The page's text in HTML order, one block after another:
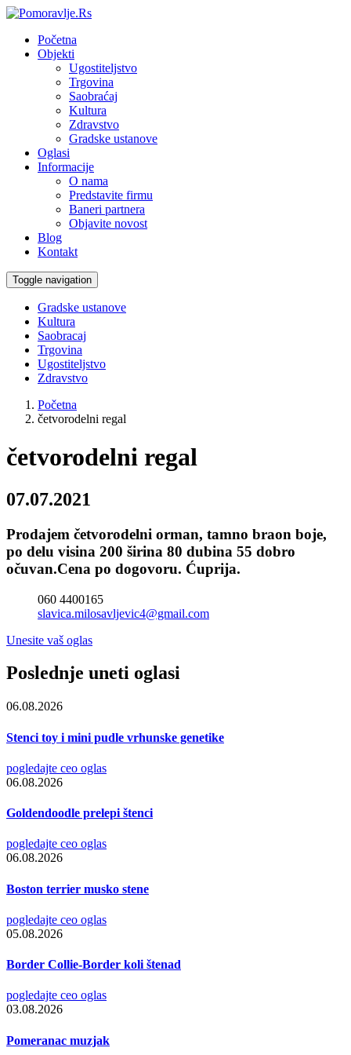
Početna
Objekti
Ugostiteljstvo
Trgovina
Saobraćaj
Kultura
Zdravstvo
Gradske ustanove
Oglasi
Informacije
O nama
Predstavite firmu
Baneri partnera
Objavite novost
Blog
Kontakt
Toggle navigation
Gradske ustanove
Kultura
Saobracaj
Trgovina
Ugostiteljstvo
Zdravstvo
Početna
četvorodelni regal
četvorodelni regal
07.07.2021
Prodajem četvorodelni orman, tamno braon boje,
po delu visina 200 širina 80 dubina 55 dobro
očuvan.Cena po dogovoru. Ćuprija.
060 4400165
slavica.milosavljevic4@gmail.com
Unesite vaš oglas
Poslednje uneti oglasi
06.08.2026
Stenci toy i mini pudle vrhunske genetike
pogledajte ceo oglas
06.08.2026
Goldendoodle prelepi štenci
pogledajte ceo oglas
06.08.2026
Boston terrier musko stene
pogledajte ceo oglas
05.08.2026
Border Collie-Border koli štenad
pogledajte ceo oglas
03.08.2026
Pomeranac muzjak